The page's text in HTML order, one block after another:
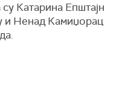
Катарина Епштајн
и Ненад Камиџорац